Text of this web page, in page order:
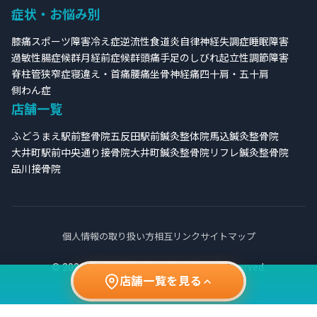
症状・お悩み別
膝痛スポーツ障害冷え症逆流性食道炎自律神経失調症睡眠障害
過敏性腸症候群月経前症候群頭痛手足のしびれ起立性調節障害
脊柱管狭窄症寝違え・首痛腰痛坐骨神経痛四十肩・五十肩
側わん症
店舗一覧
ふどうまえ駅前整骨院五反田駅前鍼灸整体院馬込鍼灸整骨院
大井町駅前中央通り接骨院大井町鍼灸整骨院リフレ鍼灸整骨院
品川接骨院
個人情報の取り扱い方相互リンクサイトマップ
© 2026 品川接骨院グループ All Rights Reserved.
店舗一覧を見る